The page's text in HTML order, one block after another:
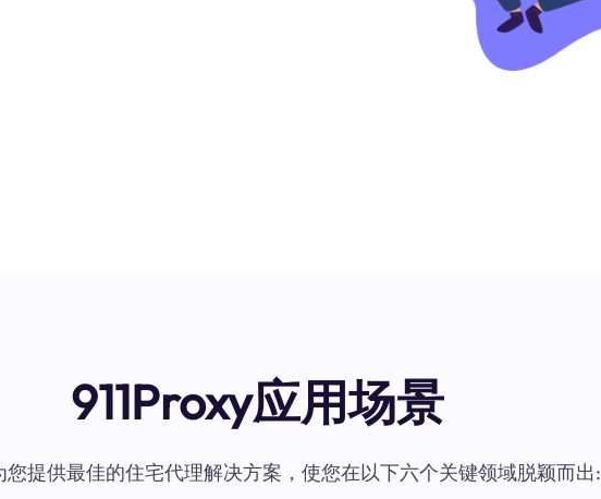
911Proxy应用场景
您提供最佳的住宅代理解决方案，使您在以下六个关键领域脱颖而出: